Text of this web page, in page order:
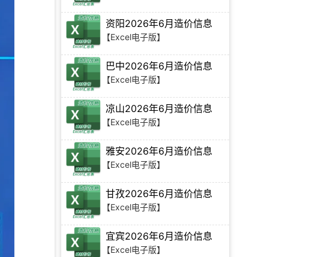
资阳2026年6月造价信息
【Excel电子版】
巴中2026年6月造价信息
【Excel电子版】
凉山2026年6月造价信息
【Excel电子版】
雅安2026年6月造价信息
【Excel电子版】
甘孜2026年6月造价信息
【Excel电子版】
宜宾2026年6月造价信息
【Excel电子版】